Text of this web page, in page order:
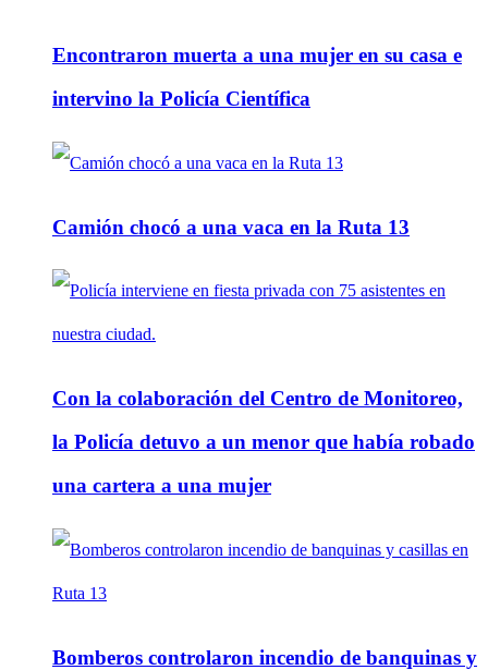
Encontraron muerta a una mujer en su casa e
intervino la Policía Científica
Camión chocó a una vaca en la Ruta 13
Con la colaboración del Centro de Monitoreo,
la Policía detuvo a un menor que había robado
una cartera a una mujer
Bomberos controlaron incendio de banquinas y